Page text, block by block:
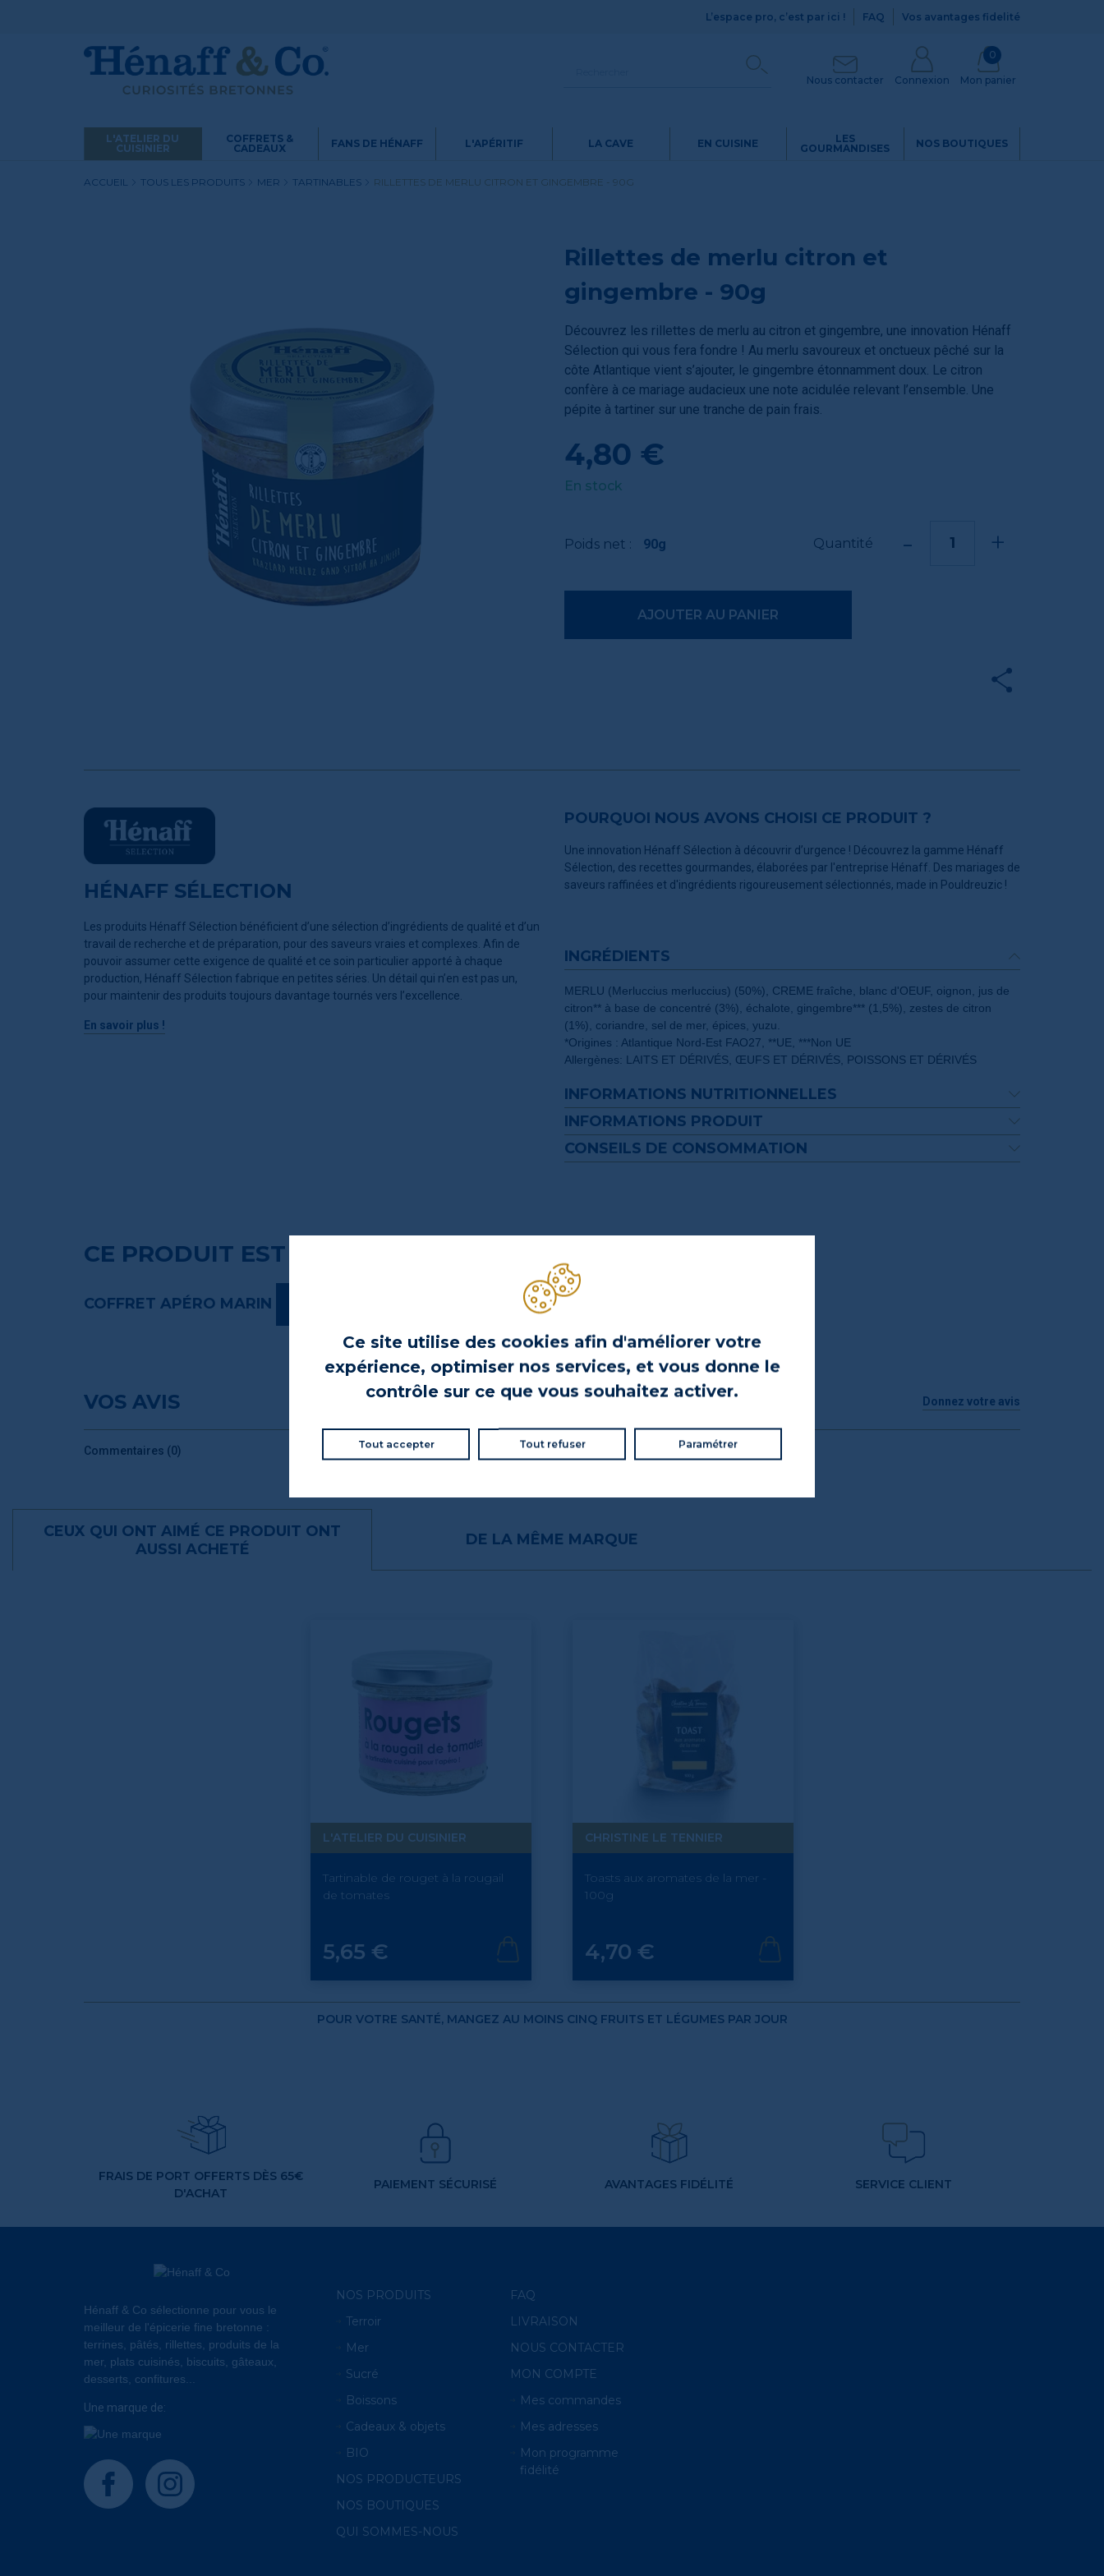
Ce site utilise des cookies afin d'améliorer votre
expérience, optimiser nos services, et vous donne le
contrôle sur ce que vous souhaitez activer.
Tout accepter Tout refuser Paramétrer
L’espace pro, c’est par ici ! FAQ Vos avantages fidelité
Nous contacter Connexion
0
Mon panier
L'ATELIER DU
CUISINIER
COFFRETS &
CADEAUX
FANS DE HÉNAFF L'APÉRITIF LA CAVE EN CUISINE
LES
GOURMANDISES
NOS BOUTIQUES
ACCUEIL TOUS LES PRODUITS MER TARTINABLES RILLETTES DE MERLU CITRON ET GINGEMBRE - 90G
Rillettes de merlu citron et
gingembre - 90g
Découvrez les rillettes de merlu au citron et gingembre, une innovation Hénaff
Sélection qui vous fera fondre ! Au merlu savoureux et onctueux pêché sur la
côte Atlantique vient s’ajouter, le gingembre étonnamment doux. Le citron
confère à ce mariage audacieux une note acidulée relevant l’ensemble. Une
pépite à tartiner sur une tranche de pain frais.
4,80 €
En stock
Poids net : 90g Quantité - +
AJOUTER AU PANIER
HÉNAFF SÉLECTION
Les produits Hénaff Sélection bénéficient d’une sélection d’ingrédients de qualité et d’un
travail de recherche et de préparation, pour des saveurs vraies et complexes. Afin de
pouvoir assumer cette exigence de qualité et ce soin particulier apporté à chaque
production, Hénaff Sélection fabrique en petites séries. Un détail qui n’en est pas un,
pour maintenir des produits toujours davantage tournés vers l’excellence.
En savoir plus !
POURQUOI NOUS AVONS CHOISI CE PRODUIT ?
Une innovation Hénaff Sélection à découvrir d’urgence ! Découvrez la gamme Hénaff
Sélection, des recettes gourmandes, élaborées par l'entreprise Hénaff. Des mariages de
saveurs raffinées et d'ingrédients rigoureusement sélectionnés, made in Pouldreuzic !
INGRÉDIENTS
MERLU (Merluccius merluccius) (50%), CREME fraîche, blanc d'OEUF, oignon, jus de
citron** à base de concentré (3%), échalote, gingembre*** (1,5%), zestes de citron
(1%), coriandre, sel de mer, épices, yuzu.
*Origines : Atlantique Nord-Est FAO27, **UE, ***Non UE
Allergènes: LAITS ET DÉRIVÉS, ŒUFS ET DÉRIVÉS, POISSONS ET DÉRIVÉS
INFORMATIONS NUTRITIONNELLES
INFORMATIONS PRODUIT
CONSEILS DE CONSOMMATION
CE PRODUIT EST AUSSI DISPONIBLE EN COFFRET
COFFRET APÉRO MARIN
VOS AVIS Donnez votre avis
Commentaires (0)
CEUX QUI ONT AIMÉ CE PRODUIT ONT
AUSSI ACHETÉ
DE LA MÊME MARQUE
L'ATELIER DU CUISINIER
Tartinable de rouget à la rougail
de tomates
Prix
5,65 €
CHRISTINE LE TENNIER
Toasts aux aromates de la mer -
100g
Prix
4,70 €
POUR VOTRE SANTÉ, MANGEZ AU MOINS CINQ FRUITS ET LÉGUMES PAR JOUR
FRAIS DE PORT OFFERTS DÈS 65€
D'ACHAT
PAIEMENT SÉCURISÉ AVANTAGES FIDÉLITÉ SERVICE CLIENT
Hénaff & Co sélectionne pour vous le
meilleur de l'épicerie fine bretonne :
terrines, pâtés, rillettes, produits de la
mer, plats cuisinés, biscuits, gâteaux,
desserts, confitures...
Une marque de:
facebook instagram
NOS PRODUITS
Terroir
Mer
Sucré
Boissons
Cadeaux & objets
BIO
NOS PRODUCTEURS
NOS BOUTIQUES
QUI SOMMES-NOUS
FAQ
LIVRAISON
NOUS CONTACTER
MON COMPTE
Mes commandes
Mes adresses
Mon programme
fidélité